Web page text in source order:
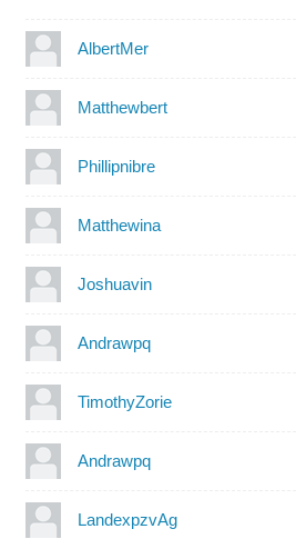
AlbertMer
Matthewbert
Phillipnibre
Matthewina
Joshuavin
Andrawpq
TimothyZorie
Andrawpq
LandexpzvAg